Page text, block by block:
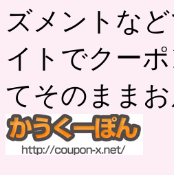
ズメントな
イトでクー
てそのまま